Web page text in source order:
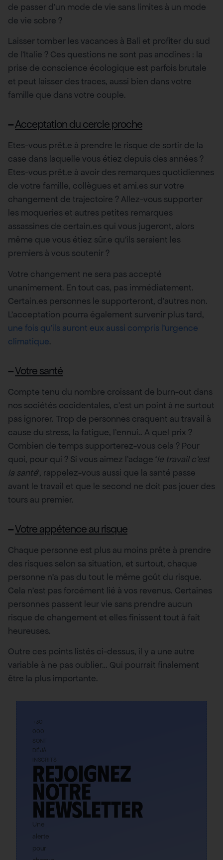
de passer d’un mode de vie sans limites à un mode
de vie sobre ?
Laisser tomber les vacances à Bali et profiter du sud
de l’Italie ? Ces questions ne sont pas anodines : la
prise de conscience écologique est parfois brutale
et peut laisser des traces, aussi bien dans votre
famille que dans votre couple.
–Acceptation du cercle proche
Etes-vous prêt.e à prendre le risque de sortir de la
case dans laquelle vous étiez depuis des années ?
Etes-vous prêt.e à avoir des remarques quotidiennes
de votre famille, collègues et ami.es sur votre
changement de trajectoire ? Allez-vous supporter
les moqueries et autres petites remarques
assassines de certain.es qui vous jugeront, alors
même que vous étiez sûr.e qu’ils seraient les
premiers à vous soutenir ?
Votre changement ne sera pas accepté
unanimement. En tout cas, pas immédiatement.
Certain.es personnes le supporteront, d’autres non.
L’acceptation pourra également survenir plus tard,
une fois qu’ils auront eux aussi compris l’urgence
climatique.
–Votre santé
Compte tenu du nombre croissant de burn-out dans
nos sociétés occidentales, c’est un point à ne surtout
pas ignorer. Trop de personnes craquent au travail à
cause du stress, la fatigue, l’ennui.. A quel prix ?
Combien de temps supporterez-vous cela ? Pour
quoi, pour qui ? Si vous aimez l’adage ‘le travail c’est
la santé‘, rappelez-vous aussi que la santé passe
avant le travail et que le second ne doit pas jouer des
tours au premier.
–Votre appétence au risque
Chaque personne est plus au moins prête à prendre
des risques selon sa situation, et surtout, chaque
personne n’a pas du tout le même goût du risque.
Cela n’est pas forcément lié à vos revenus. Certaines
personnes passent leur vie sans prendre aucun
risque de changement et elles finissent tout à fait
heureuses.
Outre ces points listés ci-dessus, il y a une autre
variable à ne pas oublier… Qui pourrait finalement
être la plus importante.
+30
000
SONT
DÉJÀ
INSCRITS
Rejoignez
notre
newsletter
Une
alerte
pour